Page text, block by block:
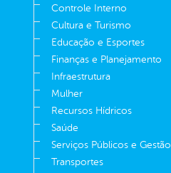
Controle Interno
Cultura e Turismo
Educação e Esportes
Finanças e Planejamento
Infraestrutura
Mulher
Recursos Hídricos
Saúde
Serviços Públicos e
Transportes